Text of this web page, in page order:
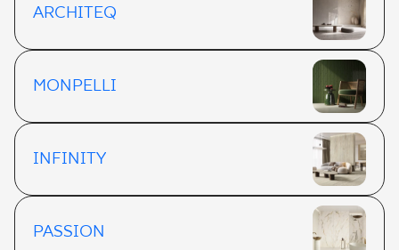
ARCHITEQ
MONPELLI
INFINITY
PASSION